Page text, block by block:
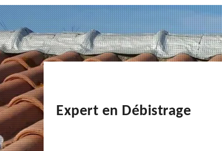
Expert en Débistrage